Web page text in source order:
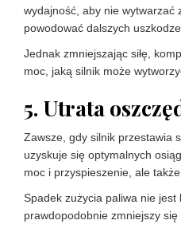
wydajność, aby nie wytwarzać
powodować dalszych
Jednak zmniejszając siłę,
moc, jaką silnik może
5. Utrata
Zawsze, gdy silnik przestawia
uzyskuje się optymalnych
moc i przyspieszenie, ale
Spadek zużycia paliwa nie
prawdopodobnie zmniejszy się